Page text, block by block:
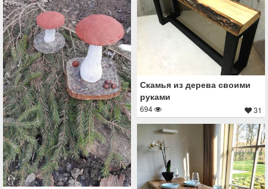
Скамья из дерева своими
руками
694 31